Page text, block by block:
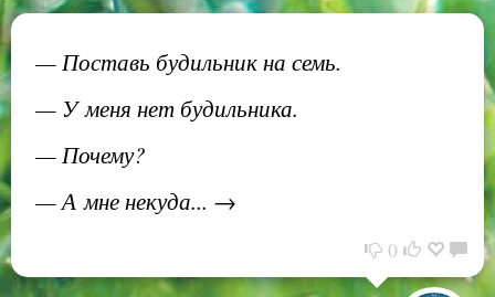
— Поставь будильник на семь.
— У меня нет будильника.
— Почему?
— А мне некуда... →
0